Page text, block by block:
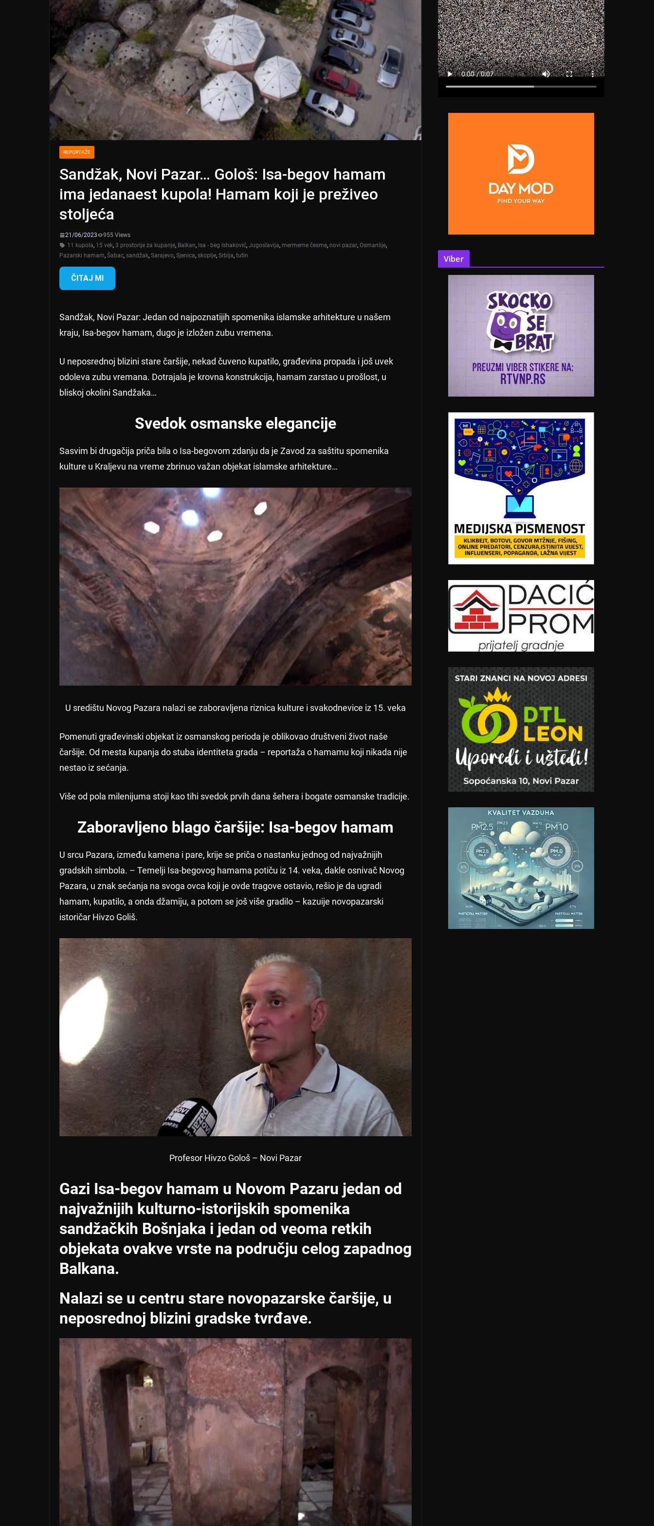
REPORTAŽE
Sandžak, Novi Pazar… Gološ: Isa-begov hamam
ima jedanaest kupola! Hamam koji je preživeo
stoljeća
21/06/2023
955 Views
11 kupola, 15 vek, 3 prostorije za kupanje, Balkan, Isa - beg Ishaković, Jugoslavija, mermerne česme, novi pazar, Osmanlije,
Pazarski hamam, Šabac, sandžak, Sarajevo, Sjenica, skoplje, Srbija, tutin
ČITAJ MI
Sandžak, Novi Pazar: Jedan od najpoznatijih spomenika islamske arhitekture u našem
kraju, Isa-begov hamam, dugo je izložen zubu vremena.
U neposrednoj blizini stare čaršije, nekad čuveno kupatilo, građevina propada i još uvek
odoleva zubu vremana. Dotrajala je krovna konstrukcija, hamam zarstao u prošlost, u
bliskoj okolini Sandžaka…
Svedok osmanske elegancije
Sasvim bi drugačija priča bila o Isa-begovom zdanju da je Zavod za saštitu spomenika
kulture u Kraljevu na vreme zbrinuo važan objekat islamske arhitekture…
U središtu Novog Pazara nalazi se zaboravljena riznica kulture i svakodnevice iz 15. veka
Pomenuti građevinski objekat iz osmanskog perioda je oblikovao društveni život naše
čaršije. Od mesta kupanja do stuba identiteta grada – reportaža o hamamu koji nikada nije
nestao iz sećanja.
Više od pola milenijuma stoji kao tihi svedok prvih dana šehera i bogate osmanske tradicije.
Zaboravljeno blago čaršije: Isa-begov hamam
U srcu Pazara, između kamena i pare, krije se priča o nastanku jednog od najvažnijih
gradskih simbola. – Temelji Isa-begovog hamama potiču iz 14. veka, dakle osnivač Novog
Pazara, u znak sećanja na svoga ovca koji je ovde tragove ostavio, rešio je da ugradi
hamam, kupatilo, a onda džamiju, a potom se još više gradilo – kazuije novopazarski
istoričar Hivzo Goliš.
Profesor Hivzo Gološ – Novi Pazar
Gazi Isa-begov hamam u Novom Pazaru jedan od
najvažnijih kulturno-istorijskih spomenika
sandžačkih Bošnjaka i jedan od veoma retkih
objekata ovakve vrste na području celog zapadnog
Balkana.
Nalazi se u centru stare novopazarske čaršije, u
neposrednoj blizini gradske tvrđave.
Viber